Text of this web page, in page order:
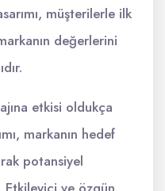
müşterilerle ilk
değerlerini
etkisi oldukça
markanın hedef
potansiyel